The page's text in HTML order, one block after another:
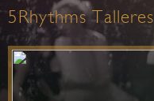
5Rhythms Talleres